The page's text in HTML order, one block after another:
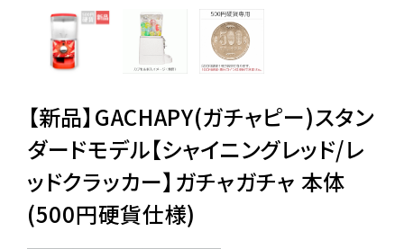
よくあるご質問
ご利用ガイド
06-6282-7659
【新品】GACHAPY(ガチャピー)スタン
ダードモデル【シャイニングレッド/レ
ッドクラッカー】ガチャガチャ 本体
(500円硬貨仕様)